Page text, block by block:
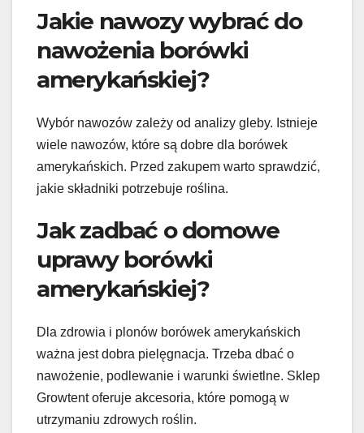
Jakie nawozy wybrać do
nawożenia borówki
amerykańskiej?
Wybór nawozów zależy od analizy gleby. Istnieje
wiele nawozów, które są dobre dla borówek
amerykańskich. Przed zakupem warto sprawdzić,
jakie składniki potrzebuje roślina.
Jak zadbać o domowe
uprawy borówki
amerykańskiej?
Dla zdrowia i plonów borówek amerykańskich
ważna jest dobra pielęgnacja. Trzeba dbać o
nawożenie, podlewanie i warunki świetlne. Sklep
Growtent oferuje akcesoria, które pomogą w
utrzymaniu zdrowych roślin.